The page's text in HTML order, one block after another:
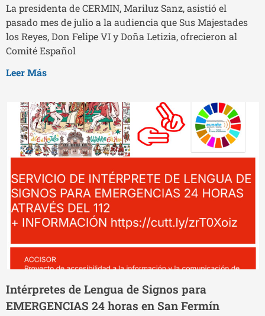
La presidenta de CERMIN, Mariluz Sanz, asistió el
pasado mes de julio a la audiencia que Sus Majestades
los Reyes, Don Felipe VI y Doña Letizia, ofrecieron al
Comité Español
Leer Más
Intérpretes de Lengua de Signos para
EMERGENCIAS 24 horas en San Fermín